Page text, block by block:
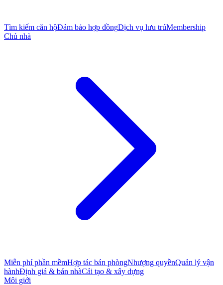
Tìm kiếm căn hộĐảm bảo hợp đồngDịch vụ lưu trúMembership
Chủ nhà
Miễn phí phần mềmHợp tác bán phòngNhượng quyềnQuản lý vận
hànhĐịnh giá & bán nhàCải tạo & xây dựng
Môi giới